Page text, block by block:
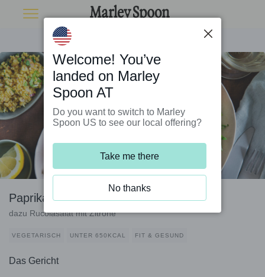
Paprika mit Bulgur-Feta-Füllung
dazu Rucolasalat mit Zitrone
VEGETARISCH UNTER 650KCAL FIT & GESUND
Das Gericht
Welcome! You’ve
landed on Marley
Spoon AT
Do you want to switch to Marley
Spoon US to see our local offering?
Take me there
No thanks